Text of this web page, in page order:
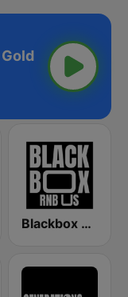
Blackbox RnB US